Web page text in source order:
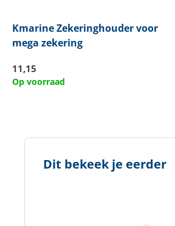
KmarineZekeringhouder voor
mega zekering
11,15
Op voorraad
Dit bekeek je eerder